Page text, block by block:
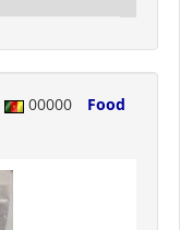
00000
Food